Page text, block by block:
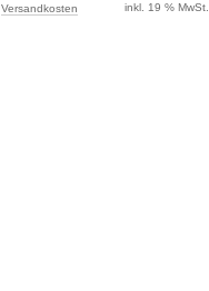
Versandkosten inkl. 19 % MwSt.